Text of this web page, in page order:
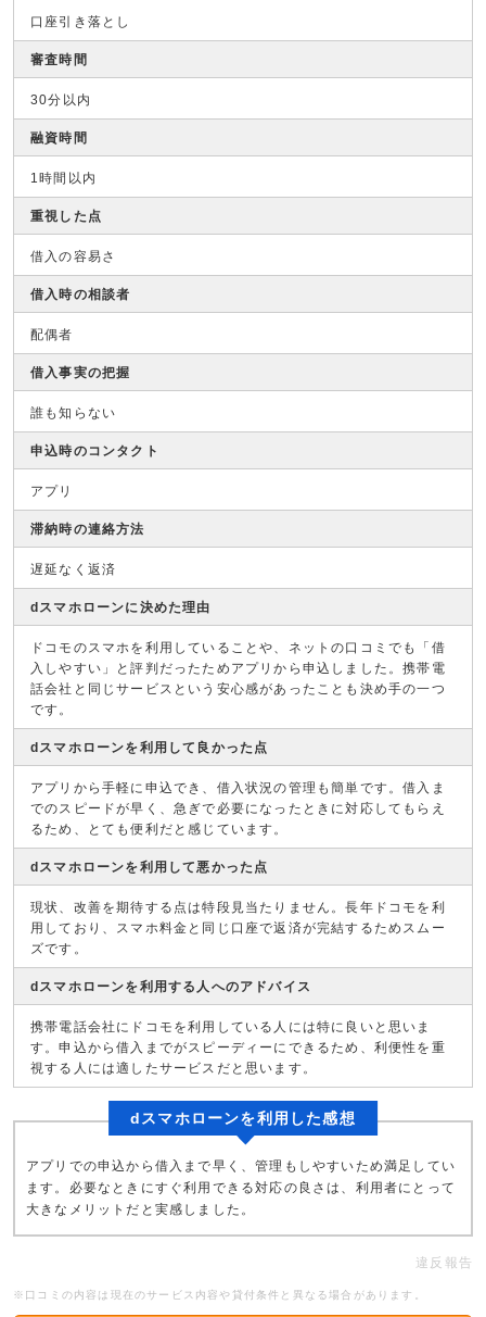
口座引き落とし
審査時間
30分以内
融資時間
1時間以内
重視した点
借入の容易さ
借入時の相談者
配偶者
借入事実の把握
誰も知らない
申込時のコンタクト
アプリ
滞納時の連絡方法
遅延なく返済
dスマホローンに決めた理由
ドコモのスマホを利用していることや、ネットの口コミでも「借
入しやすい」と評判だったためアプリから申込しました。携帯電
話会社と同じサービスという安心感があったことも決め手の一つ
です。
dスマホローンを利用して良かった点
アプリから手軽に申込でき、借入状況の管理も簡単です。借入ま
でのスピードが早く、急ぎで必要になったときに対応してもらえ
るため、とても便利だと感じています。
dスマホローンを利用して悪かった点
現状、改善を期待する点は特段見当たりません。長年ドコモを利
用しており、スマホ料金と同じ口座で返済が完結するためスムー
ズです。
dスマホローンを利用する人へのアドバイス
携帯電話会社にドコモを利用している人には特に良いと思いま
す。申込から借入までがスピーディーにできるため、利便性を重
視する人には適したサービスだと思います。
dスマホローンを利用した感想
アプリでの申込から借入まで早く、管理もしやすいため満足してい
ます。必要なときにすぐ利用できる対応の良さは、利用者にとって
大きなメリットだと実感しました。
違反報告
※口コミの内容は現在のサービス内容や貸付条件と異なる場合があります。